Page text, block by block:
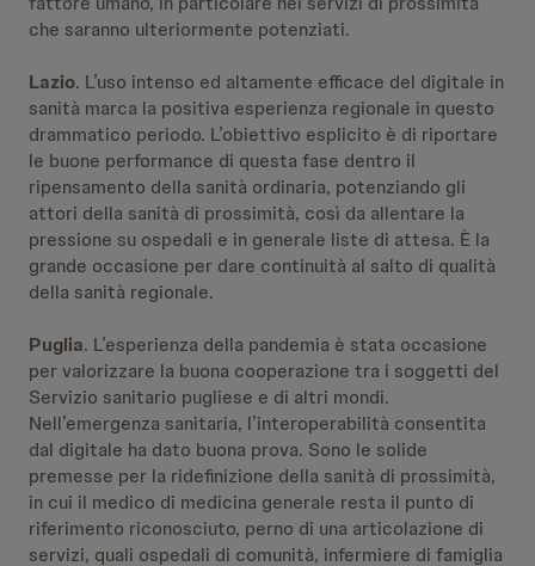
che saranno ulteriormente potenziati.
Lazio. L’uso intenso ed altamente efficace del digitale in
sanità marca la positiva esperienza regionale in questo
drammatico periodo. L’obiettivo esplicito è di riportare
le buone performance di questa fase dentro il
ripensamento della sanità ordinaria, potenziando gli
attori della sanità di prossimità, così da allentare la
pressione su ospedali e in generale liste di attesa. È la
grande occasione per dare continuità al salto di qualità
della sanità regionale.
Puglia. L’esperienza della pandemia è stata occasione
per valorizzare la buona cooperazione tra i soggetti del
Servizio sanitario pugliese e di altri mondi.
Nell’emergenza sanitaria, l’interoperabilità consentita
dal digitale ha dato buona prova. Sono le solide
premesse per la ridefinizione della sanità di prossimità,
in cui il medico di medicina generale resta il punto di
riferimento riconosciuto, perno di una articolazione di
servizi, quali ospedali di comunità, infermiere di famiglia